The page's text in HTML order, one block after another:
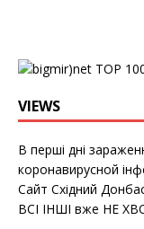
VIEWS
В перші дні
коронавирусной
Сайт Східний
ВСІ ІНШІ вже НЕ